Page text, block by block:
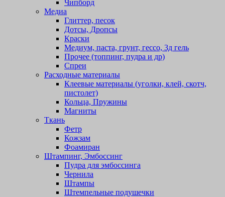
Чипборд
Медиа
Глиттер, песок
Дотсы, Дропсы
Краски
Медиум, паста, грунт, гессо, 3д гель
Прочее (топпинг, пудра и др)
Спреи
Расходные материалы
Клеевые материалы (уголки, клей, скотч,
пистолет)
Кольца, Пружины
Магниты
Ткань
Фетр
Кожзам
Фоамиран
Штампинг, Эмбоссинг
Пудра для эмбоссинга
Чернила
Штампы
Штемпельные подушечки